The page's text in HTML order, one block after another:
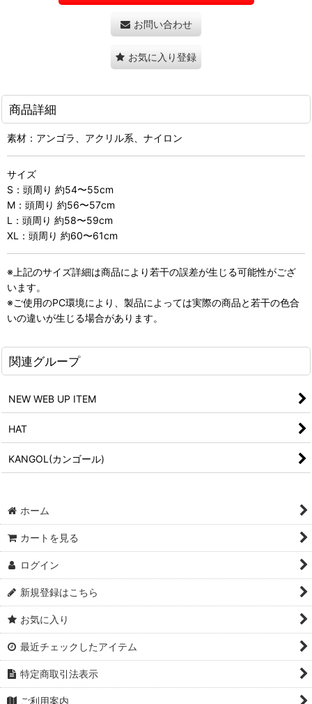
お問い合わせ
お気に入り登録
商品詳細
素材：アンゴラ、アクリル系、ナイロン
サイズ
S：頭周り 約54〜55cm
M：頭周り 約56〜57cm
L：頭周り 約58〜59cm
XL：頭周り 約60〜61cm
※上記のサイズ詳細は商品により若干の誤差が生じる可能性がござ
います。
※ご使用のPC環境により、製品によっては実際の商品と若干の色合
いの違いが生じる場合があります。
関連グループ
NEW WEB UP ITEM
HAT
KANGOL(カンゴール)
ホーム
カートを見る
ログイン
新規登録はこちら
お気に入り
最近チェックしたアイテム
特定商取引法表示
ご利用案内